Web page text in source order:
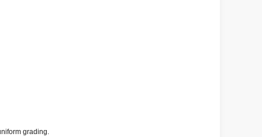
grading.